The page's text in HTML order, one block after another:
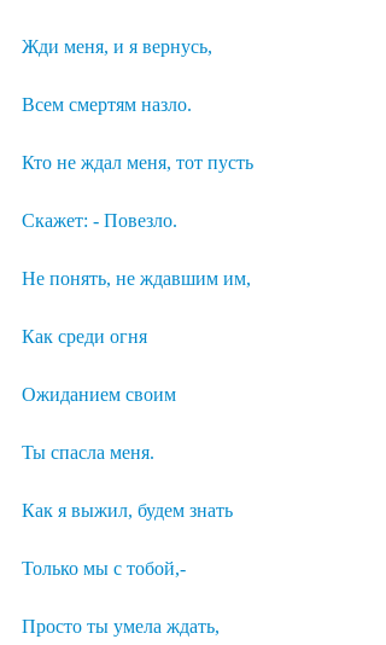
Жди меня, и я вернусь,
Всем смертям назло.
Кто не ждал меня, тот пусть
Скажет: - Повезло.
Не понять, не ждавшим им,
Как среди огня
Ожиданием своим
Ты спасла меня.
Как я выжил, будем знать
Только мы с тобой,-
Просто ты умела ждать,